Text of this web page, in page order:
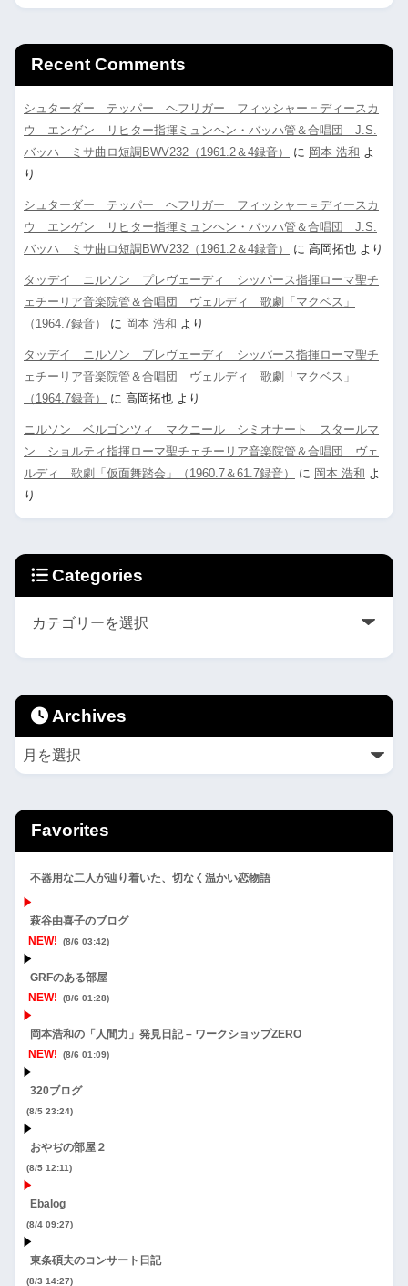
Recent Comments
シュターダー テッパー ヘフリガー フィッシャー＝ディースカ
ウ エンゲン リヒター指揮ミュンヘン・バッハ管＆合唱団 J.S.
バッハ ミサ曲ロ短調BWV232（1961.2＆4録音）
に 岡本 浩和 よ
り
シュターダー テッパー ヘフリガー フィッシャー＝ディースカ
ウ エンゲン リヒター指揮ミュンヘン・バッハ管＆合唱団 J.S.
バッハ ミサ曲ロ短調BWV232（1961.2＆4録音）
に 高岡拓也 より
タッデイ ニルソン プレヴェーディ シッパース指揮ローマ聖チ
ェチーリア音楽院管＆合唱団 ヴェルディ 歌劇「マクベス」
（1964.7録音）
に 岡本 浩和 より
タッデイ ニルソン プレヴェーディ シッパース指揮ローマ聖チ
ェチーリア音楽院管＆合唱団 ヴェルディ 歌劇「マクベス」
（1964.7録音）
に 高岡拓也 より
ニルソン ベルゴンツィ マクニール シミオナート スタールマ
ン ショルティ指揮ローマ聖チェチーリア音楽院管＆合唱団 ヴェ
ルディ 歌劇「仮面舞踏会」（1960.7＆61.7録音）
に 岡本 浩和 よ
り
Categories
Archives
Favorites
不器用な二人が辿り着いた、切なく温かい恋物語
萩谷由喜子のブログ
NEW!
(8/6 03:42)
GRFのある部屋
NEW!
(8/6 01:28)
岡本浩和の「人間力」発見日記 – ワークショップZERO
NEW!
(8/6 01:09)
320ブログ
(8/5 23:24)
おやぢの部屋２
(8/5 12:11)
Ebalog
(8/4 09:27)
東条碩夫のコンサート日記
(8/3 14:27)